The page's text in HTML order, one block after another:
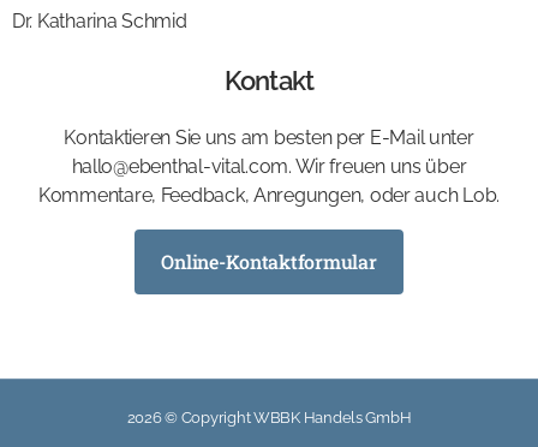
Dr. Katharina Schmid
Kontakt
Kontaktieren Sie uns am besten per E-Mail unter
hallo@ebenthal-vital.com. Wir freuen uns über
Kommentare, Feedback, Anregungen, oder auch Lob.
Online-Kontaktformular
2026 © Copyright WBBK Handels GmbH